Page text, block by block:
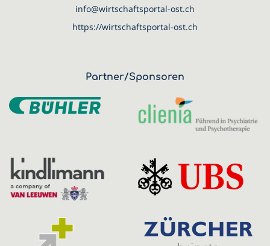
info@wirtschaftsportal-ost.ch
https://wirtschaftsportal-ost.ch
Partner/Sponsoren